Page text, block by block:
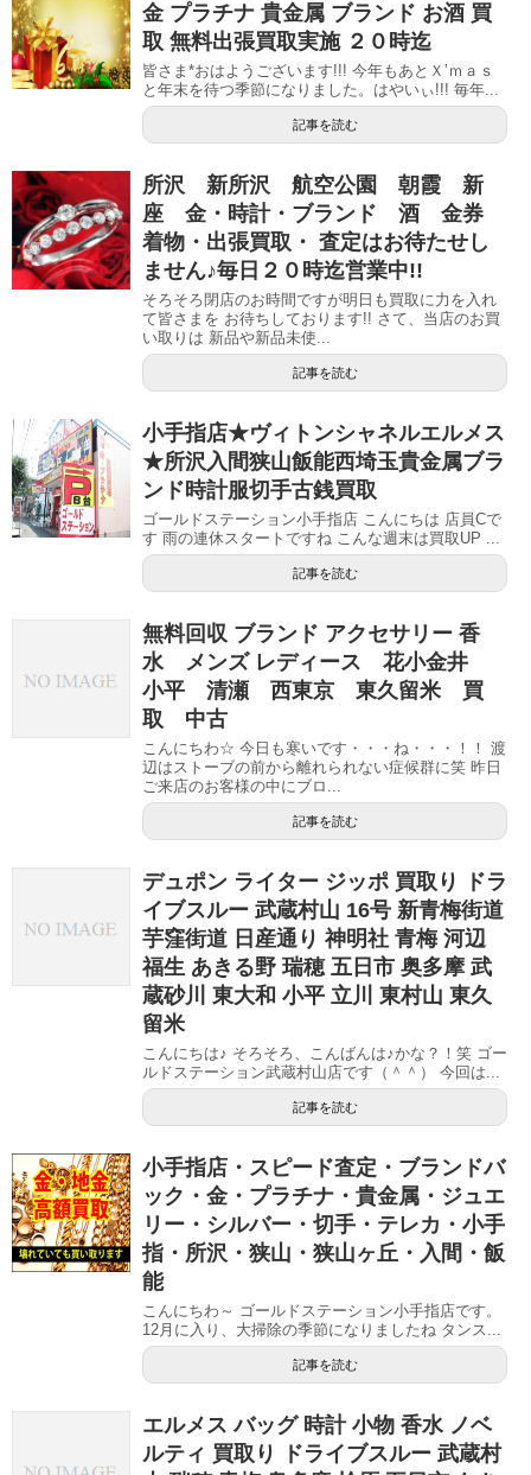
金 プラチナ 貴金属 ブランド お酒 買
取 無料出張買取実施 ２０時迄
皆さま*おはようございます!!! 今年もあとＸ’ｍａｓ
と年末を待つ季節になりました。はやいぃ!!! 毎年...
記事を読む
所沢 新所沢 航空公園 朝霞 新
座 金・時計・ブランド 酒 金券
着物・出張買取・ 査定はお待たせし
ません♪毎日２０時迄営業中!!
そろそろ閉店のお時間ですが明日も買取に力を入れ
て皆さまを お待ちしております!! さて、当店のお買
い取りは 新品や新品未使...
記事を読む
小手指店★ヴィトンシャネルエルメス
★所沢入間狭山飯能西埼玉貴金属ブラ
ンド時計服切手古銭買取
ゴールドステーション小手指店 こんにちは 店員Cで
す 雨の連休スタートですね こんな週末は買取UP ...
記事を読む
無料回収 ブランド アクセサリー 香
水 メンズ レディース 花小金井
小平 清瀬 西東京 東久留米 買
取 中古
こんにちわ☆ 今日も寒いです・・・ね・・・！！ 渡
辺はストーブの前から離れられない症候群に笑 昨日
ご来店のお客様の中にブロ...
記事を読む
デュポン ライター ジッポ 買取り ドラ
イブスルー 武蔵村山 16号 新青梅街道
芋窪街道 日産通り 神明社 青梅 河辺
福生 あきる野 瑞穂 五日市 奥多摩 武
蔵砂川 東大和 小平 立川 東村山 東久
留米
こんにちは♪ そろそろ、こんばんは♪かな？！笑 ゴー
ルドステーション武蔵村山店です（＾＾） 今回は...
記事を読む
小手指店・スピード査定・ブランドバ
ック・金・プラチナ・貴金属・ジュエ
リー・シルバー・切手・テレカ・小手
指・所沢・狭山・狭山ヶ丘・入間・飯
能
こんにちわ～ ゴールドステーション小手指店です。
12月に入り、大掃除の季節になりましたね タンス...
記事を読む
エルメス バッグ 時計 小物 香水 ノベ
ルティ 買取り ドライブスルー 武蔵村